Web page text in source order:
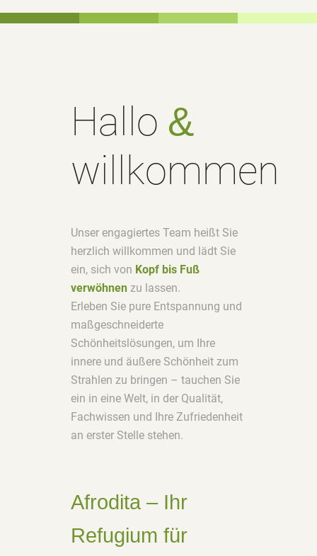
Hallo &
willkommen
Unser engagiertes Team heißt Sie
herzlich willkommen und lädt Sie
ein, sich von Kopf bis Fuß
verwöhnen zu lassen.
Erleben Sie pure Entspannung und
maßgeschneiderte
Schönheitslösungen, um Ihre
innere und äußere Schönheit zum
Strahlen zu bringen – tauchen Sie
ein in eine Welt, in der Qualität,
Fachwissen und Ihre Zufriedenheit
an erster Stelle stehen.
Afrodita – Ihr
Refugium für